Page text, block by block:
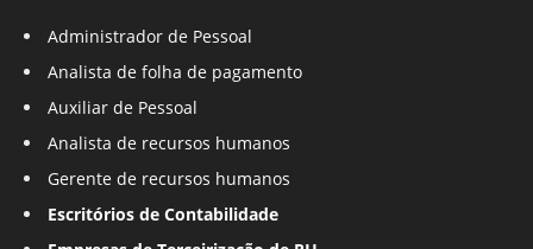
Administrador de Pessoal
Analista de folha de pagamento
Auxiliar de Pessoal
Analista de recursos humanos
Gerente de recursos humanos
Escritórios de Contabilidade